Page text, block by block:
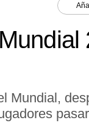
Mundial,